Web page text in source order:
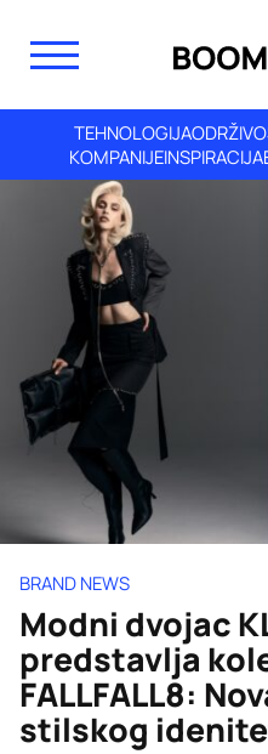
TEHNOLOGIJA
KOMPANIJEINSPIRACIJA
BRAND NEWS
Modni dvojac
predstavlja
FALLFALL8:
stilskog